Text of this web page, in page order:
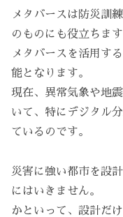
メタバースは防災訓
のものにも役立ちます
メタバースを活用す
能となります。
現在、異常気象や地
いて、特にデジタル
ているのです。
災害に強い都市を設
にはいきません。
かといって、設計だ